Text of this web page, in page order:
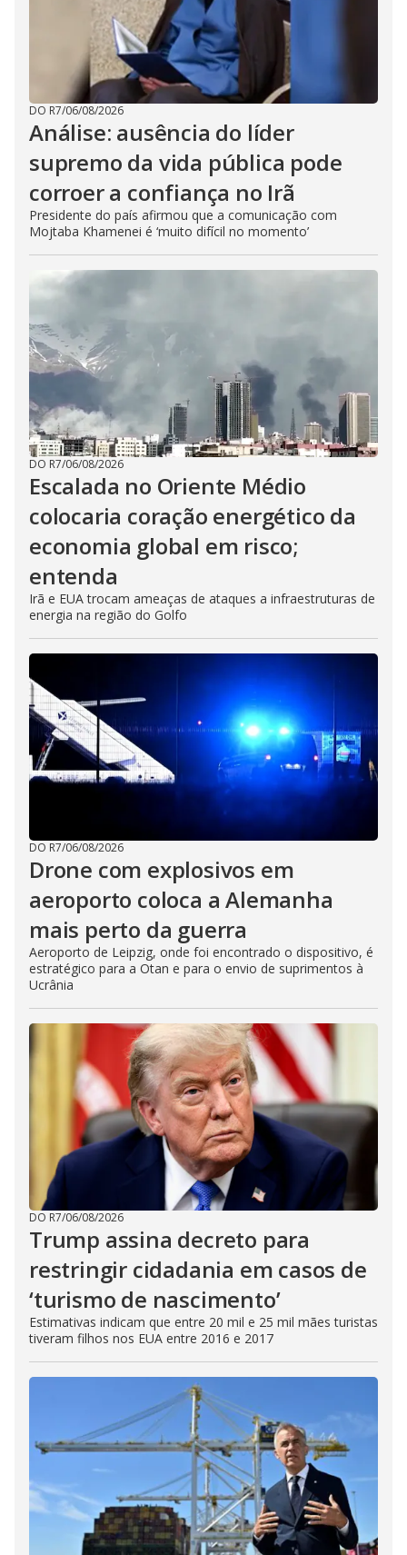
DO R7/06/08/2026
Análise: ausência do líder
supremo da vida pública pode
corroer a confiança no Irã
Presidente do país afirmou que a comunicação com
Mojtaba Khamenei é ‘muito difícil no momento’
DO R7/06/08/2026
Escalada no Oriente Médio
colocaria coração energético da
economia global em risco;
entenda
Irã e EUA trocam ameaças de ataques a infraestruturas de
energia na região do Golfo
DO R7/06/08/2026
Drone com explosivos em
aeroporto coloca a Alemanha
mais perto da guerra
Aeroporto de Leipzig, onde foi encontrado o dispositivo, é
estratégico para a Otan e para o envio de suprimentos à
Ucrânia
DO R7/06/08/2026
Trump assina decreto para
restringir cidadania em casos de
‘turismo de nascimento’
Estimativas indicam que entre 20 mil e 25 mil mães turistas
tiveram filhos nos EUA entre 2016 e 2017